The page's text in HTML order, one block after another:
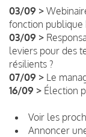
03/09 >
fonction publique
03/09 >
leviers pour des
résilients ?
07/09 > Le
16/09 > Élection
Voir les
Annoncer